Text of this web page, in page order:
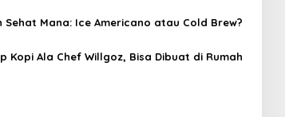
Sehat Mana: Ice Americano atau Cold Brew?
Kopi Ala Chef Willgoz, Bisa Dibuat di Rumah